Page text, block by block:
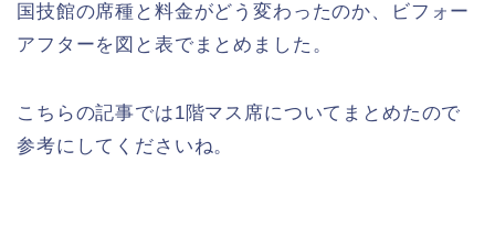
国技館の席種と料金がどう変わったのか、ビフォー
アフターを図と表でまとめました。
こちらの記事では1階マス席についてまとめたので
参考にしてくださいね。